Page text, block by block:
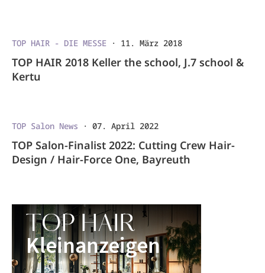
TOP HAIR - DIE MESSE · 11. März 2018
TOP HAIR 2018 Keller the school, J.7 school &
Kertu
TOP Salon News · 07. April 2022
TOP Salon-Finalist 2022: Cutting Crew Hair-
Design / Hair-Force One, Bayreuth